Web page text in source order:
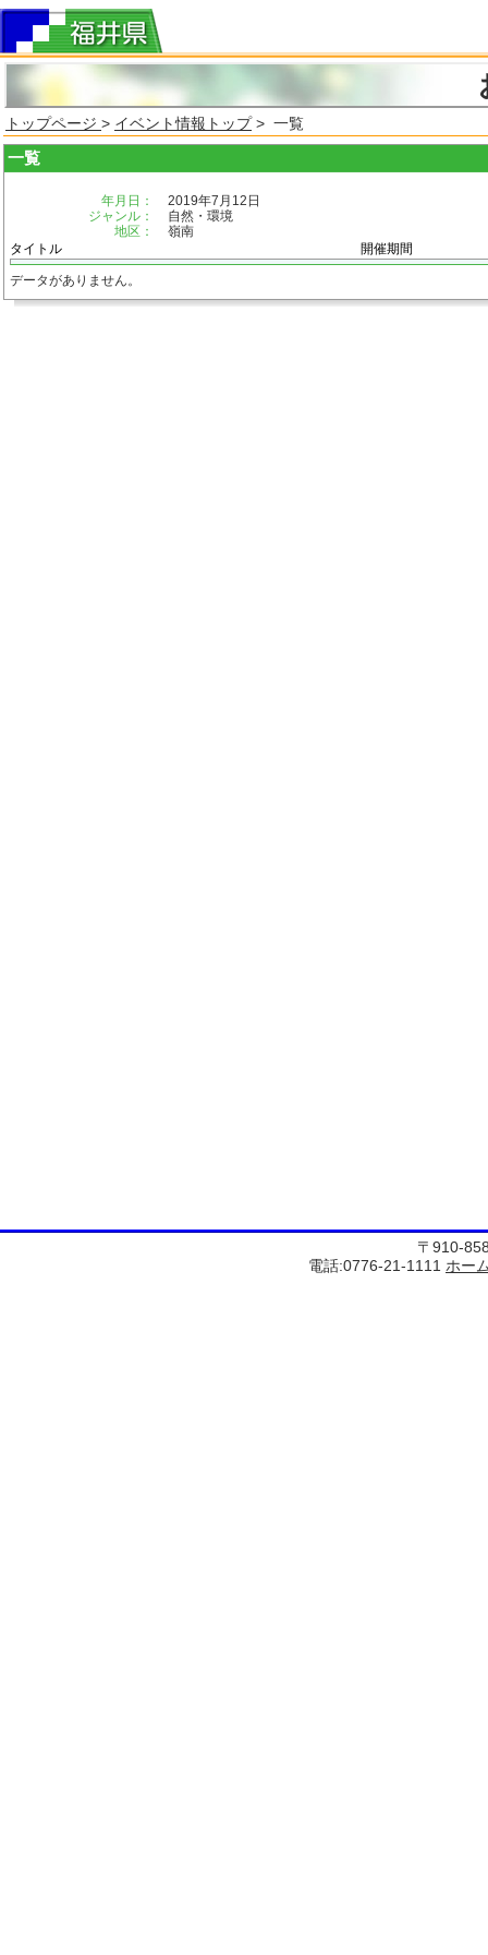
トップページ > イベント情報トップ> 一覧
一覧
年月日：
2019年7月12日
ジャンル：
自然・環境
地区：
嶺南
タイトル
開催期間
データがありません。
〒910-
電話:0776-21-1111 ホー